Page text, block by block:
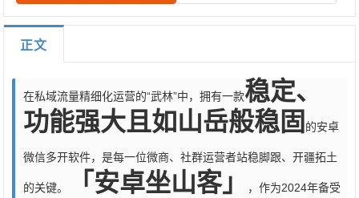
正文
在私域流量精细化运营的“武林”中，拥有一款稳定、
功能强大且如山岳般稳固 的安卓
微信多开软件，是每一位微商、社群运营者站稳脚跟、开疆拓土
的关键。 「安卓坐山客」 ，作为2024年备受